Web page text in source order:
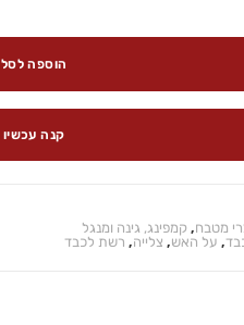
הוספה לסל
קנה עכשיו
מטבח, קמפינג, גינה ומנגל
, על האש, צלייה, רשת לכבד